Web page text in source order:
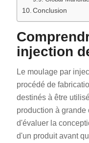
Conclusion
injection
Le moulage par
procédé de
destinés à être
production à grande
d'évaluer la
d'un produit avant